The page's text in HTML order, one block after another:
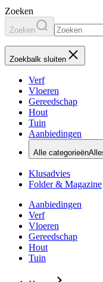
Zoeken
Zoeken
Zoekbalk sluiten
Verf
Vloeren
Gereedschap
Hout
Tuin
Aanbiedingen
Alle categorieën
Klusadvies
Folder & Magazine
Aanbiedingen
Verf
Vloeren
Gereedschap
Hout
Tuin